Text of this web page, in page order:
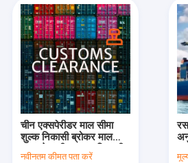
चीन एक्सपेरीडर माल सीमा
शुल्क निकासी ब्रोकर माल
एक्सप्रेस सीमा शुल्क निकासी
नवीनतम कीमत पता करें